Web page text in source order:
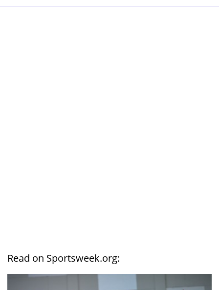
Read on Sportsweek.org: